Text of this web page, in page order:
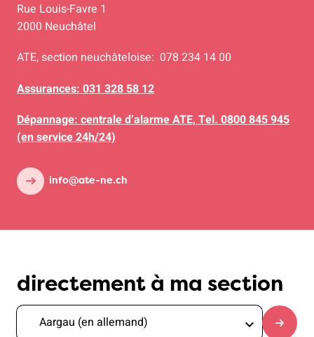
Rue Louis-Favre 1
2000 Neuchâtel
ATE, section neuchâteloise: 078 234 14 00
Assurances: 031 328 58 12
Dépannage: centrale d’alarme ATE, Tel. 0800 845 945
(en service 24h/24)
info@ate-ne.ch
directement à ma section